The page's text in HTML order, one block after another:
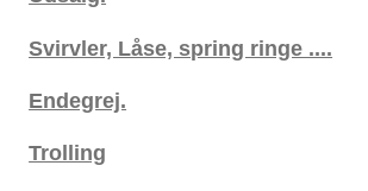
Svirvler, Låse, spring ringe ....
Endegrej.
Trolling